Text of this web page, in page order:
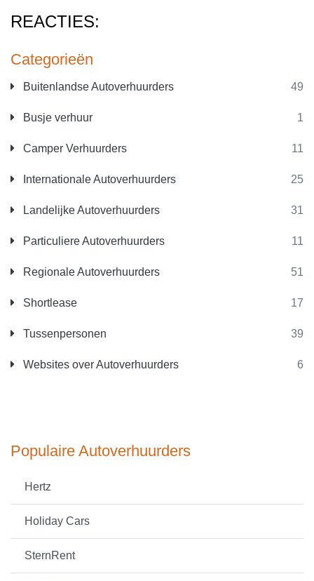
Categorieën
Buitenlandse Autoverhuurders 49
Busje verhuur 1
Camper Verhuurders 11
Internationale Autoverhuurders 25
Landelijke Autoverhuurders 31
Particuliere Autoverhuurders 11
Regionale Autoverhuurders 51
Shortlease 17
Tussenpersonen 39
Websites over Autoverhuurders 6
Populaire Autoverhuurders
Hertz
Holiday Cars
SternRent
REACTIES: